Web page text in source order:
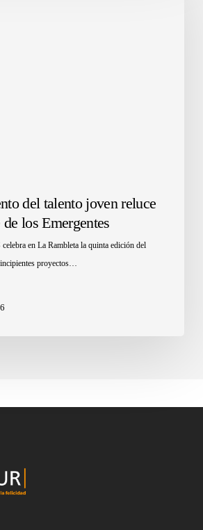
del talento joven reluce
los Emergentes
en La Rambleta la quinta edición del
proyectos…